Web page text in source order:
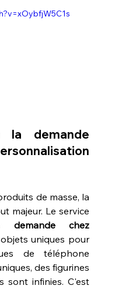
la demande
de masse, la
majeur. Le service
chez
uniques pour
de téléphone
des figurines
sont infinies. C'est